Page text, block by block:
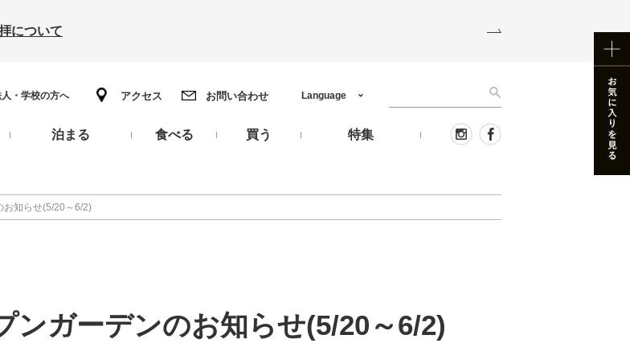
について
・学校の方へ アクセス お問い合わせ
泊まる 食べる 買う 特集
Language
お知らせ(5/20～6/2)
ンガーデンのお知らせ(5/20～6/2)